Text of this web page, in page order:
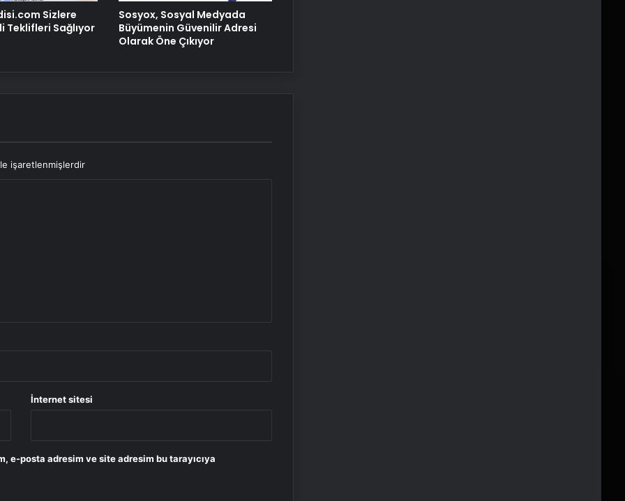
Sizlere
Teklifleri Sağlıyor
Sosyox, Sosyal Medyada
Büyümenin Güvenilir Adresi
Olarak Öne Çıkıyor
işaretlenmişlerdir
İnternet sitesi
e-posta adresim ve site adresim bu tarayıcıya